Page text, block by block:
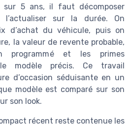
sur 5 ans, il faut décomposer
l’actualiser sur la durée. On
d’achat du véhicule, puis on
la valeur de revente probable,
programmé et les primes
le modèle précis. Ce travail
d’occasion séduisante en un
modèle est comparé sur son
son look.
récent reste contenue les